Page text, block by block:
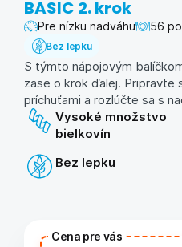
BASIC 2. krok
Pre nízku nadváhu 56
Bez lepku
S týmto nápojovým
zase o krok ďalej. Pripravte
príchuťami a rozlúčte sa s
Vysoké množstvo
bielkovín
Bez lepku
Cena pre vás